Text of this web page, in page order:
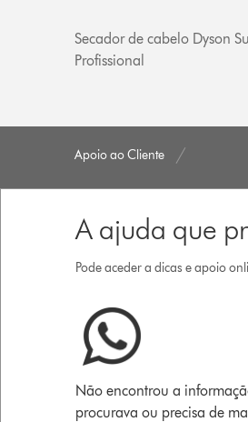
Secador de cabelo Dyson
Profissional
Apoio ao Cliente
A ajuda que
Pode aceder a dicas e apoio
Não encontrou a
procurava ou precisa de